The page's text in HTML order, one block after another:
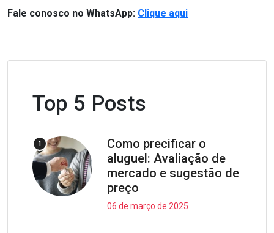
Fale conosco no WhatsApp: Clique aqui
Top 5 Posts
1
Como precificar o
aluguel: Avaliação de
mercado e sugestão de
preço
06 de março de 2025